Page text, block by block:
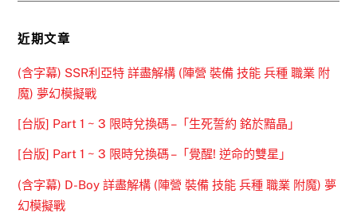
近期文章
(含字幕) SSR利亞特 詳盡解構 (陣營 裝備 技能 兵種 職業 附
魔) 夢幻模擬戰
[台版] Part 1 ~ 3 限時兌換碼 –「生死誓約 銘於黯晶」
[台版] Part 1 ~ 3 限時兌換碼 –「覺醒! 逆命的雙星」
(含字幕) D-Boy 詳盡解構 (陣營 裝備 技能 兵種 職業 附魔) 夢
幻模擬戰